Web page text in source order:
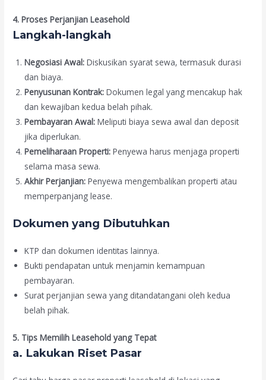
4. Proses Perjanjian Leasehold
Langkah-langkah
Negosiasi Awal: Diskusikan syarat sewa, termasuk durasi
dan biaya.
Penyusunan Kontrak: Dokumen legal yang mencakup hak
dan kewajiban kedua belah pihak.
Pembayaran Awal: Meliputi biaya sewa awal dan deposit
jika diperlukan.
Pemeliharaan Properti: Penyewa harus menjaga properti
selama masa sewa.
Akhir Perjanjian: Penyewa mengembalikan properti atau
memperpanjang lease.
Dokumen yang Dibutuhkan
KTP dan dokumen identitas lainnya.
Bukti pendapatan untuk menjamin kemampuan
pembayaran.
Surat perjanjian sewa yang ditandatangani oleh kedua
belah pihak.
5. Tips Memilih Leasehold yang Tepat
a. Lakukan Riset Pasar